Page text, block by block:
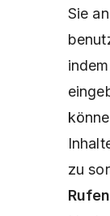
Sie
zu